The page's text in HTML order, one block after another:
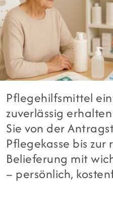
Pflegehilfsmittel
zuverlässig
Sie von der
Pflegekasse bis
Belieferung mit
– persönlich,